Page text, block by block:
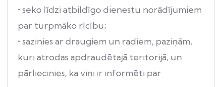
• seko līdzi atbildīgo dienestu norādījumiem
par turpmāko rīcību;
• sazinies ar draugiem un radiem, paziņām,
kuri atrodas apdraudētajā teritorijā, un
pārliecinies, ka viņi ir informēti par